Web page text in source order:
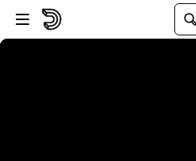
Passer au player
Passer au contenu principal